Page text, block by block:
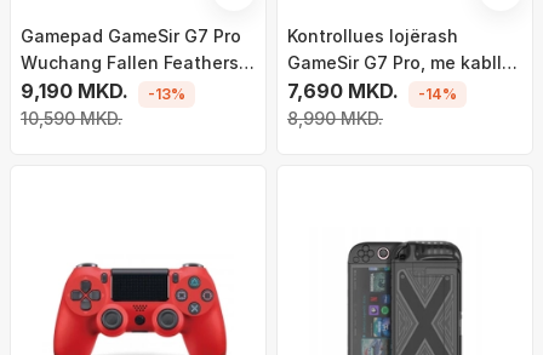
Gamepad GameSir G7 Pro
Wuchang Fallen Feathers
Edition, wireless, për Xbox
PC Android, i zi
9,190 MKD.
10,590 MKD.
-13%
Kontrollues lojërash
GameSir G7 Pro, me kabllo,
Hall Effect, me gyro, i zi
7,690 MKD.
8,990 MKD.
-14%